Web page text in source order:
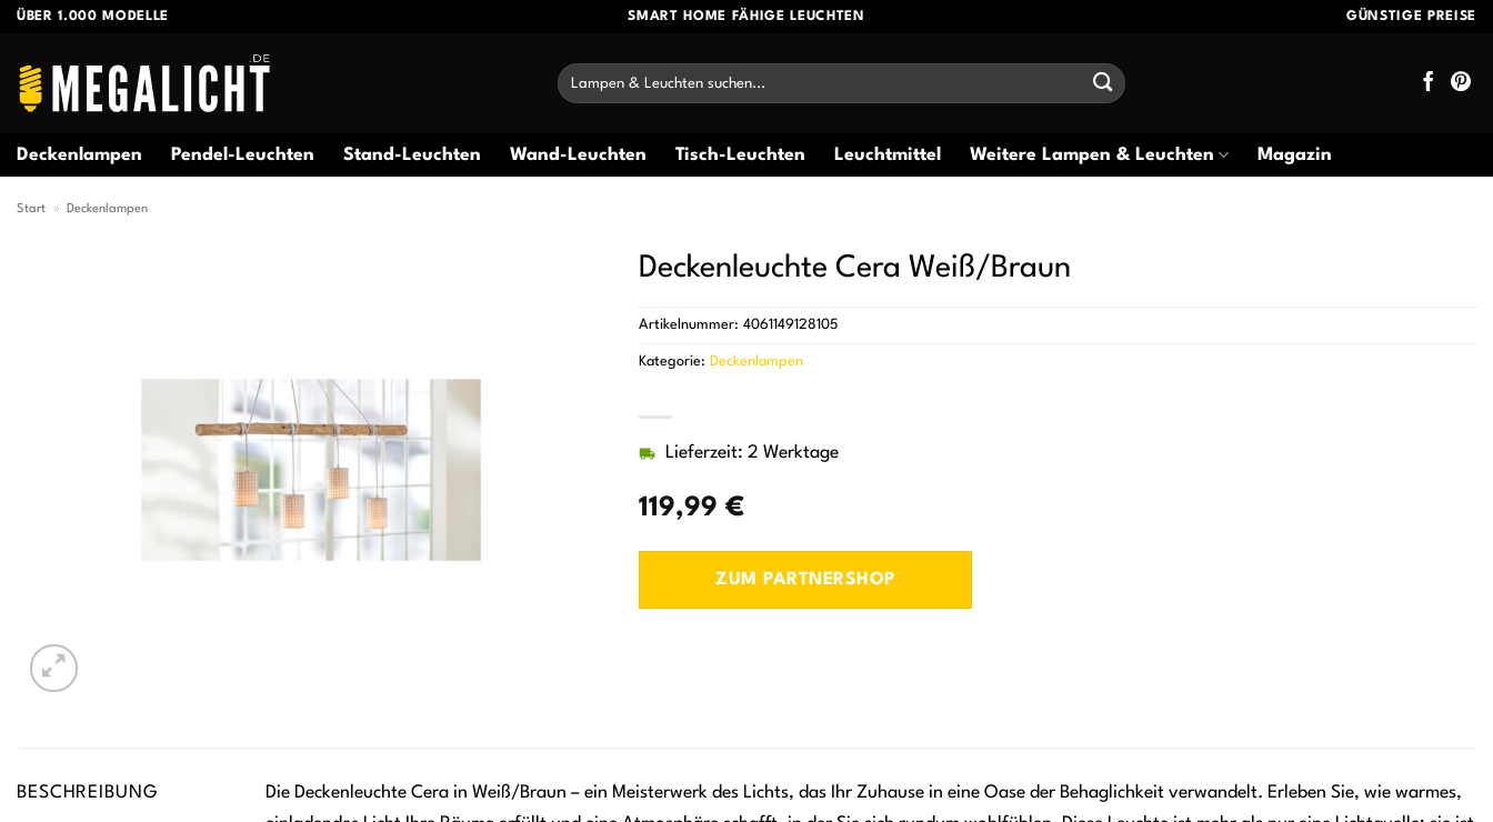
Zum
springen
ÜBER 1.000 MODELLE SMART HOME FÄHIGE LEUCHTEN GÜNSTIGE PREISE
Suchen
nach:
Deckenlampen Pendel-Leuchten Stand-Leuchten Wand-Leuchten Tisch-Leuchten Leuchtmittel Weitere Lampen & Leuchten Magazin
Start » Deckenlampen
Deckenleuchte Cera Weiß/Braun
119,99 €
Lieferzeit: 2 Werktage
ZUM PARTNERSHOP
Artikelnummer: 4061149128105
Kategorie: Deckenlampen
BESCHREIBUNG
Die Deckenleuchte Cera in Weiß/Braun – ein Meisterwerk des Lichts, das Ihr Zuhause in eine Oase der Behaglichkeit verwandelt. Erleben Sie, wie warmes,